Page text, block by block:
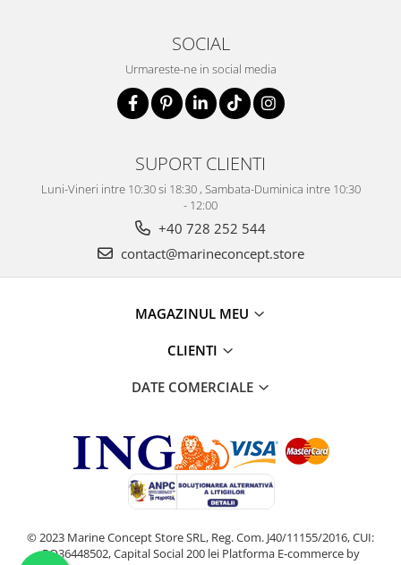
SOCIAL
Urmareste-ne in social media
SUPORT CLIENTI
Luni-Vineri intre 10:30 si 18:30 , Sambata-Duminica intre 10:30
- 12:00
+40 728 252 544
contact@marineconcept.store
MAGAZINUL MEU
CLIENTI
DATE COMERCIALE
© 2023 Marine Concept Store SRL, Reg. Com. J40/11155/2016, CUI:
RO36448502, Capital Social 200 lei Platforma E-commerce by